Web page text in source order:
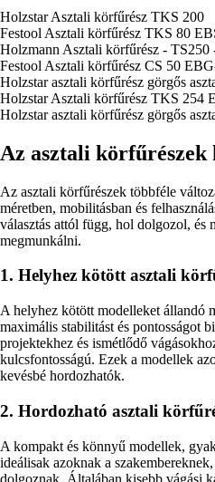
Holzstar Asztali körfűrész TKS 200
Festool Asztali körfűrész TKS 80
Holzmann Asztali körfűrész - TS250
Festool Asztali körfűrész CS 50
Holzstar asztali körfűrész görgős
Holzstar Asztali körfűrész TKS 254
Holzstar asztali körfűrész görgős
Az asztali körfűrészek
Az asztali körfűrészek többféle
méretben, mobilitásban és
választás attól függ, hol dolgozol, és
megmunkálni.
1. Helyhez kötött asztali
A helyhez kötött modelleket állandó
maximális stabilitást és pontosságot
projektekhez és ismétlődő
kulcsfontosságú. Ezek a modellek
kevésbé hordozhatók.
2. Hordozható asztali
A kompakt és könnyű modellek,
ideálisak azoknak a
dolgoznak. Általában kisebb vágási